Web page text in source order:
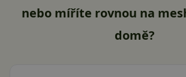
nebo míříte rovnou na
domě?